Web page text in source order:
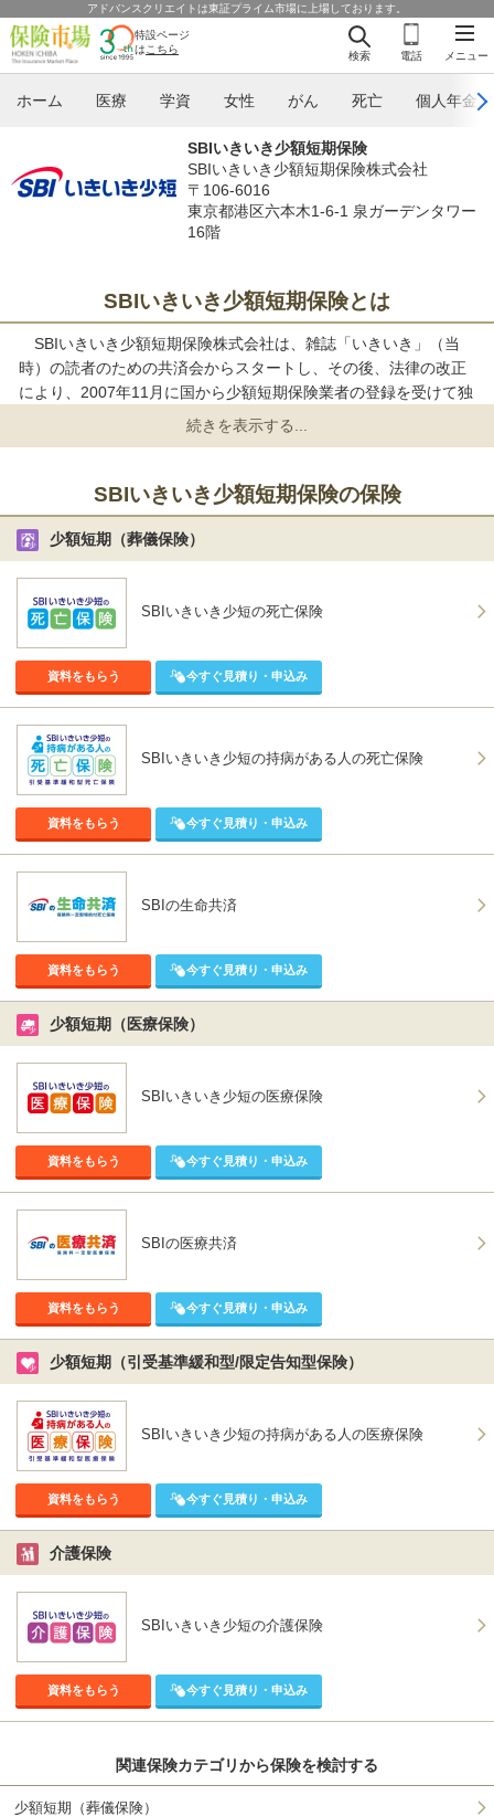
アドバンスクリエイトは東証プライム市場に上場しております。
メニュー
検索 電話
特設ページ
は こちら
ホーム 医療 学資 女性 がん 死亡 個人年金
SBIいきいき少額短期保険
SBIいきいき少額短期保険株式会社
〒106-6016
東京都港区六本木1-6-1 泉ガーデンタワー
16階
SBIいきいき少額短期保険とは
SBIいきいき少額短期保険株式会社は、雑誌「いきいき」（当
時）の読者のための共済会からスタートし、その後、法律の改正
により、2007年11月に国から少額短期保険業者の登録を受けて独
無理のない程度の保険料で、安心をお届けします。
加入者の皆様の不安を少しでも軽くし、支え合いのすばらしさ
を実感いただけるよう、お一人おひとりとのコミュニケーション
SBIいきいき少額短期保険の保険
少額短期（葬儀保険）
SBIいきいき少短の死亡保険
資料をもらう 今すぐ見積り・申込み
SBIいきいき少短の持病がある人の死亡保険
資料をもらう 今すぐ見積り・申込み
SBIの生命共済
資料をもらう 今すぐ見積り・申込み
少額短期（医療保険）
SBIいきいき少短の医療保険
資料をもらう 今すぐ見積り・申込み
SBIの医療共済
資料をもらう 今すぐ見積り・申込み
少額短期（引受基準緩和型/限定告知型保険）
SBIいきいき少短の持病がある人の医療保険
資料をもらう 今すぐ見積り・申込み
介護保険
SBIいきいき少短の介護保険
資料をもらう 今すぐ見積り・申込み
関連保険カテゴリから保険を検討する
少額短期（葬儀保険）